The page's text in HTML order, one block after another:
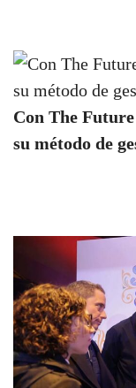
Con The
su método de